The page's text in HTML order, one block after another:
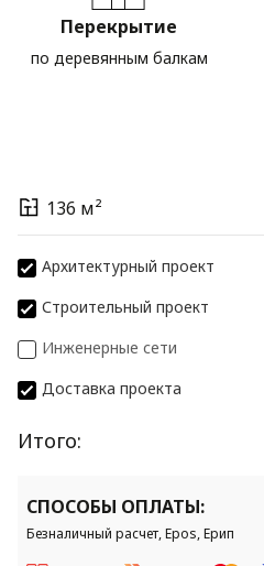
Перекрытие
по деревянным балкам
136 м²
Архитектурный проект
Строительный проект
Инженерные сети
Доставка проекта
Итого:
СПОСОБЫ ОПЛАТЫ:
Безналичный расчет, Epos, Ерип